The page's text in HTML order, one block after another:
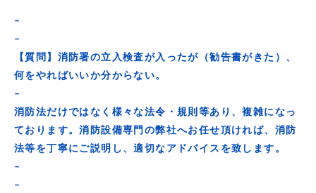
–
–
【質問】消防署の立入検査が入ったが（勧告書がきた）、
何をやればいいか分からない。
–
消防法だけではなく様々な法令・規則等あり、複雑になっ
ております。消防設備専門の弊社へお任せ頂ければ、消防
法等を丁寧にご説明し、適切なアドバイスを致します。
–
–